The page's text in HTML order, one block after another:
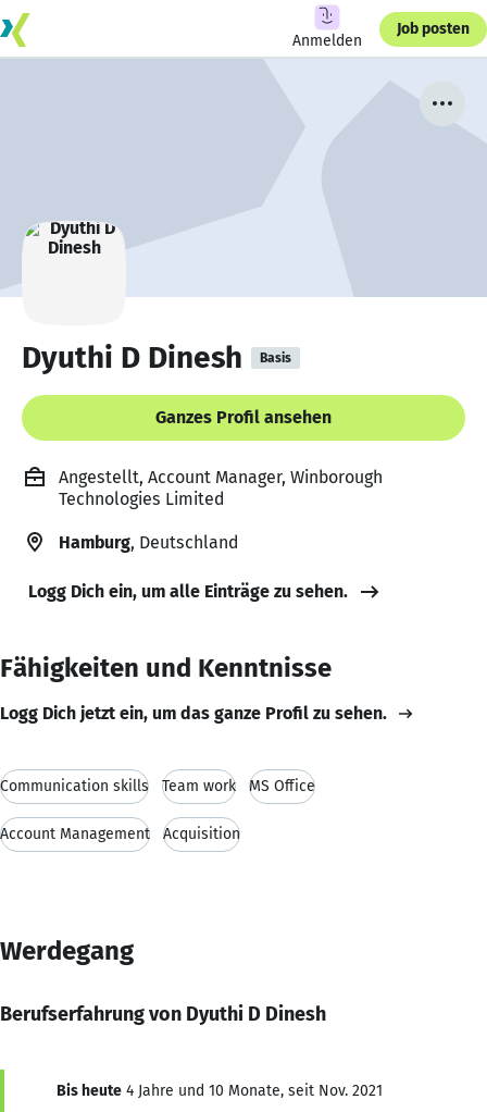
Anmelden
Job posten
Dyuthi D Dinesh Basis
Ganzes Profil ansehen
Angestellt, Account Manager, Winborough
Technologies Limited
Hamburg, Deutschland
Logg Dich ein, um alle Einträge zu sehen.
Fähigkeiten und Kenntnisse
Logg Dich jetzt ein, um das ganze Profil zu sehen.
Communication skills Team work MS Office
Account Management Acquisition
Werdegang
Berufserfahrung von Dyuthi D Dinesh
Bis heute 4 Jahre und 10 Monate, seit Nov. 2021